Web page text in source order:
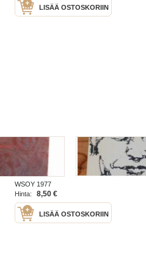
LISÄÄ OSTOSKORIIN
Kootut runot
WSOY 1977
Hinta:
8,50 €
LISÄÄ OSTOSKORIIN